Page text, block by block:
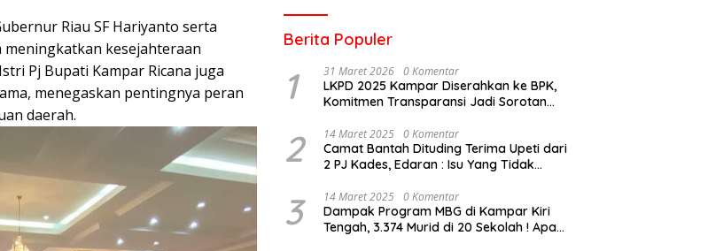
Riau SF Hariyanto serta
meningkatkan kesejahteraan
Pj Bupati Kampar Ricana juga
menegaskan pentingnya peran
daerah.
Berita Populer
1 31 Maret 2026 0 Komentar
LKPD 2025 Kampar Diserahkan ke BPK,
Komitmen Transparansi Jadi Sorotan
2 14 Maret 2025 0 Komentar
Camat Bantah Dituding Terima Upeti dari
2 PJ Kades, Edaran : Isu Yang Tidak
3 14 Maret 2025 0 Komentar
Dampak Program MBG di Kampar Kiri
Tengah, 3.374 Murid di 20 Sekolah ! Apa